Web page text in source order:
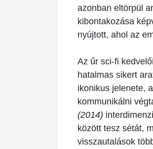
azonban eltörpül
kibontakozása
nyújtott, ahol az
Az űr sci-fi
hatalmas sikert
ikonikus jelenete,
kommunikálni
(2014)
között tesz sétát,
visszautalások